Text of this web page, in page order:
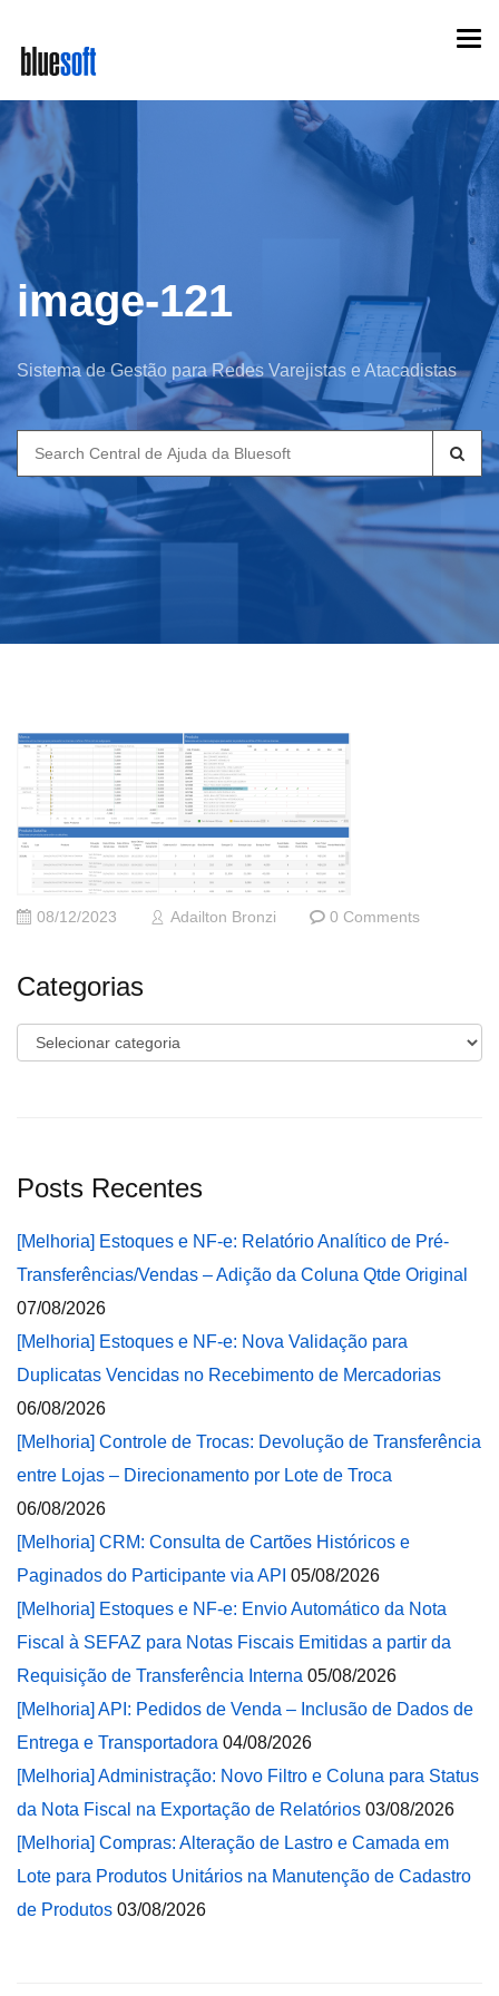
main
content
image-121
Sistema de Gestão para Redes Varejistas e Atacadistas
Search
for:
08/12/2023 Adailton Bronzi 0 Comments
Categorias
Categorias
Posts Recentes
[Melhoria] Estoques e NF-e: Relatório Analítico de Pré-
Transferências/Vendas – Adição da Coluna Qtde Original
07/08/2026
[Melhoria] Estoques e NF-e: Nova Validação para
Duplicatas Vencidas no Recebimento de Mercadorias
06/08/2026
[Melhoria] Controle de Trocas: Devolução de Transferência
entre Lojas – Direcionamento por Lote de Troca
06/08/2026
[Melhoria] CRM: Consulta de Cartões Históricos e
Paginados do Participante via API 05/08/2026
[Melhoria] Estoques e NF-e: Envio Automático da Nota
Fiscal à SEFAZ para Notas Fiscais Emitidas a partir da
Requisição de Transferência Interna 05/08/2026
[Melhoria] API: Pedidos de Venda – Inclusão de Dados de
Entrega e Transportadora 04/08/2026
[Melhoria] Administração: Novo Filtro e Coluna para Status
da Nota Fiscal na Exportação de Relatórios 03/08/2026
[Melhoria] Compras: Alteração de Lastro e Camada em
Lote para Produtos Unitários na Manutenção de Cadastro
de Produtos 03/08/2026